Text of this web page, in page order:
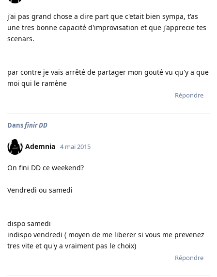
j'ai pas grand chose a dire part que c'etait bien sympa, t'as
une tres bonne capacité d'improvisation et que j'apprecie tes
scenars.
par contre je vais arrêté de partager mon gouté vu qu'y a que
moi qui le ramène
Répondre
Dansfinir DD
Ademnia 4 mai 2015
On fini DD ce weekend?
Vendredi ou samedi
dispo samedi
indispo vendredi ( moyen de me liberer si vous me prevenez
tres vite et qu'y a vraiment pas le choix)
Répondre